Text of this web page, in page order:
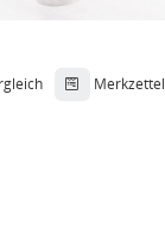
Merkzettel